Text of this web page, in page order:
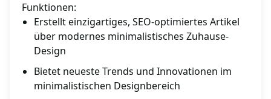
Funktionen:
Erstellt einzigartiges, SEO-optimiertes Artikel
über modernes minimalistisches Zuhause-
Design
Bietet neueste Trends und Innovationen im
minimalistischen Designbereich